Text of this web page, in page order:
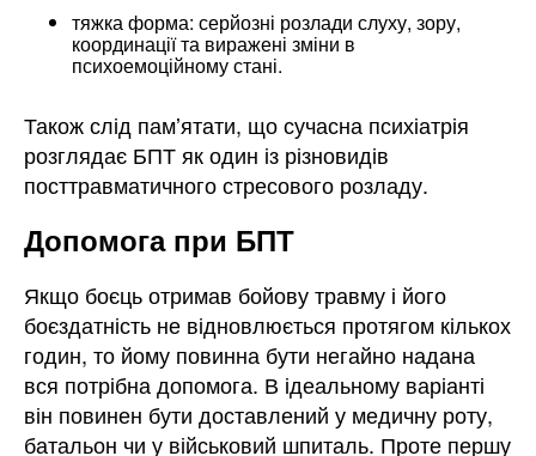
тяжка форма: серйозні розлади слуху, зору,
координації та виражені зміни в
психоемоційному стані.
Також слід памʼятати, що сучасна психіатрія
розглядає БПТ як один із різновидів
посттравматичного стресового розладу.
Допомога при БПТ
Якщо боєць отримав бойову травму і його
боєздатність не відновлюється протягом кількох
годин, то йому повинна бути негайно надана
вся потрібна допомога. В ідеальному варіанті
він повинен бути доставлений у медичну роту,
батальон чи у військовий шпиталь. Проте першу